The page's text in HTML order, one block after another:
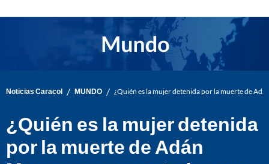
Noticias Caracol / MUNDO / ¿Quién es la mujer detenida por la muerte de
¿Quién es la mujer detenida
por la muerte de Adán